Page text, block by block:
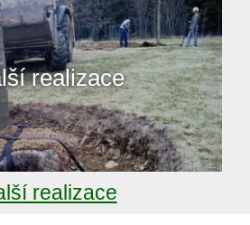
realizace
realizace